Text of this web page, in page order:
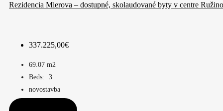
Rezidencia Mierova – dostupné, skolaudované byty v centre
337.225,00€
69.07 m2
Beds:
3
novostavba